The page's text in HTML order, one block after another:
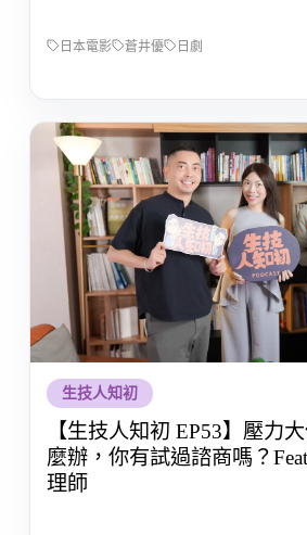
日本電影 蒼井優 日劇
生技人知初
【生技人知初 EP53】壓力
麼辦，你有試過諮商嗎？
理師